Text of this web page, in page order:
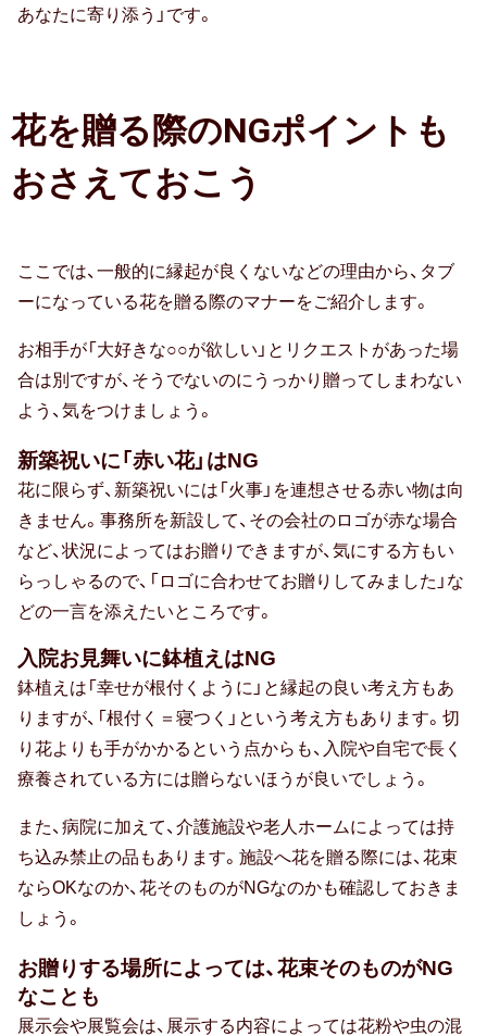
孫の日
のし・表書き
相場・予算
マナー・常識
メッセージ（メッセージカード・お礼
状）
贈る相手別
上司・先輩
70代女性
同僚
80代女性
部下・後輩
20代男性
90代女性
男性
40代男性
あなたに寄り添う」です。
花を贈る際のNGポイントも
おさえておこう
ここでは、一般的に縁起が良くないなどの理由から、タブ
ーになっている花を贈る際のマナーをご紹介します。
お相手が「大好きな○○が欲しい」とリクエストがあった場
合は別ですが、そうでないのにうっかり贈ってしまわない
よう、気をつけましょう。
新築祝いに「赤い花」はNG
花に限らず、新築祝いには「火事」を連想させる赤い物は向
きません。事務所を新設して、その会社のロゴが赤な場合
など、状況によってはお贈りできますが、気にする方もい
らっしゃるので、「ロゴに合わせてお贈りしてみました」な
どの一言を添えたいところです。
入院お見舞いに鉢植えはNG
鉢植えは「幸せが根付くように」と縁起の良い考え方もあ
りますが、「根付く＝寝つく」という考え方もあります。切
り花よりも手がかかるという点からも、入院や自宅で長く
療養されている方には贈らないほうが良いでしょう。
また、病院に加えて、介護施設や老人ホームによっては持
ち込み禁止の品もあります。施設へ花を贈る際には、花束
ならOKなのか、花そのものがNGなのかも確認しておきま
しょう。
お贈りする場所によっては、花束そのものがNG
なことも
展示会や展覧会は、展示する内容によっては花粉や虫の混